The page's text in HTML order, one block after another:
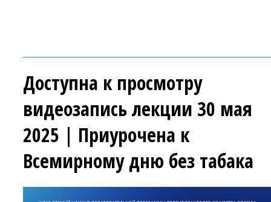
Доступна к просмотру
видеозапись лекции 30 мая
2025 | Приурочена к
Всемирному дню без табака